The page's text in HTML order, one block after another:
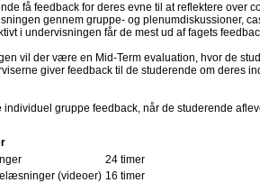
få feedback for deres evne til at reflektere over
gennem gruppe- og plenumdiskussioner,
i undervisningen får de mest ud af fagets
vil der være en Mid-Term evaluation, hvor de
giver feedback til de studerende om deres
gruppe feedback, når de studerende
24 timer
(videoer) 16 timer